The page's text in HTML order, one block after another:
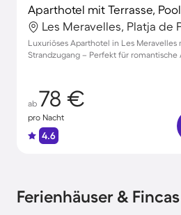
Les Meravelles, Platja de
Luxuriöses Aparthotel in Les Meravelles
Strandzugang – Perfekt für romantische
ab 78 €
pro Nacht
4.6
Ferienhäuser &